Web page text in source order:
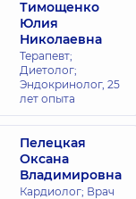
Тимощенко
Юлия
Николаевна
Терапевт;
Диетолог;
Эндокринолог, 25
лет опыта
Пелецкая
Оксана
Владимировна
Кардиолог; Врач